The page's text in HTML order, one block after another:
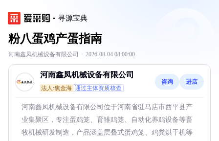
寻源宝典
粉八蛋鸡产蛋指南
河南鑫凤机械设备有限公司 · 2026-08-04 08:00:00
河南鑫凤机械设备有限公司
法人:焦金海 通过主体资质核查
咨询 进店
河南鑫凤机械设备有限公司位于河南省驻马店市西平县产
业集聚区，专注蛋鸡笼、育雏鸡笼、自动化养鸡设备等畜
牧机械研发制造，产品涵盖层叠式蛋鸡笼、鸡粪烘干机等